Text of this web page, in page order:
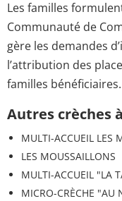
Les familles
Communauté de
gère les demandes
l’attribution des
familles bénéficiaires.
Autres crèches
MULTI-ACCUEIL LES
LES MOUSSAILLONS
MULTI-ACCUEIL "LA
MICRO-CRÈCHE "AU